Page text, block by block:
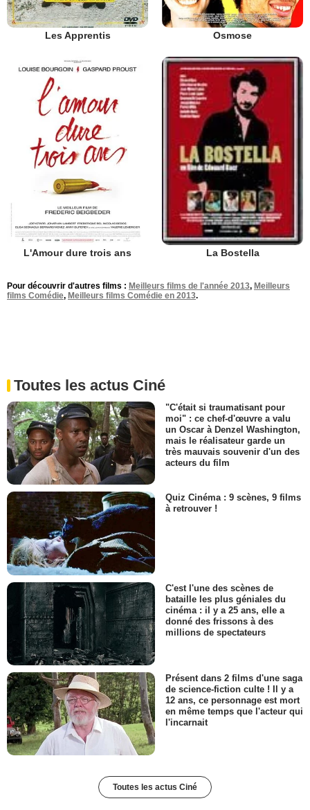
Les Apprentis Osmose
L'Amour dure trois ans La Bostella
Pour découvrir d'autres films : Meilleurs films de l'année 2013, Meilleurs
films Comédie, Meilleurs films Comédie en 2013.
Toutes les actus Ciné
"C'était si traumatisant pour
moi" : ce chef-d'œuvre a valu
un Oscar à Denzel Washington,
mais le réalisateur garde un
très mauvais souvenir d'un des
acteurs du film
Quiz Cinéma : 9 scènes, 9 films
à retrouver !
C'est l'une des scènes de
bataille les plus géniales du
cinéma : il y a 25 ans, elle a
donné des frissons à des
millions de spectateurs
Présent dans 2 films d'une saga
de science-fiction culte ! Il y a
12 ans, ce personnage est mort
en même temps que l'acteur qui
l'incarnait
Toutes les actus Ciné